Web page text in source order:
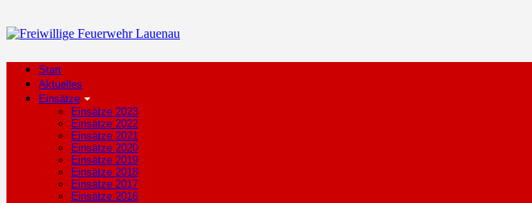
Start
Aktuelles
Einsätze
Einsätze 2023
Einsätze 2022
Einsätze 2021
Einsätze 2020
Einsätze 2019
Einsätze 2018
Einsätze 2017
Einsätze 2016